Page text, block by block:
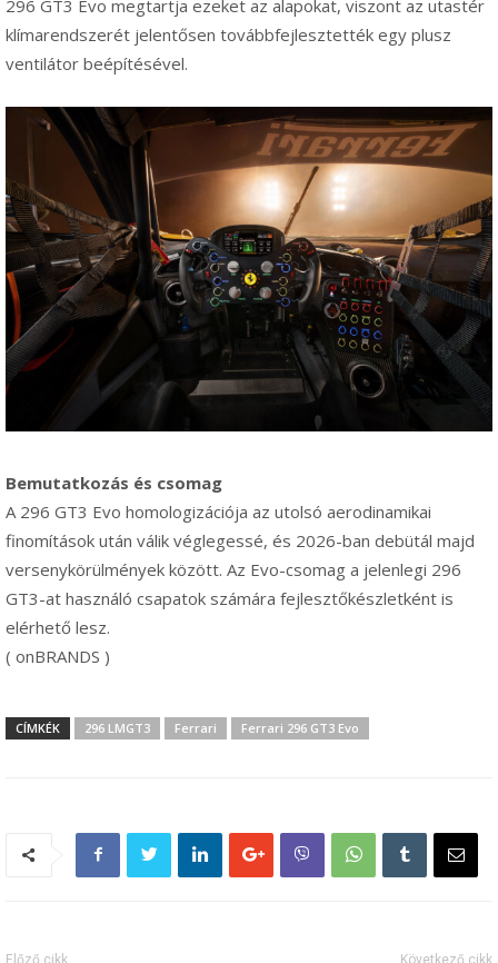
296 GT3 Evo megtartja ezeket az alapokat, viszont az utastér
klímarendszerét jelentősen továbbfejlesztették egy plusz
ventilátor beépítésével.
Bemutatkozás és csomag
A 296 GT3 Evo homologizációja az utolsó aerodinamikai
finomítások után válik véglegessé, és 2026-ban debütál majd
versenykörülmények között. Az Evo-csomag a jelenlegi 296
GT3-at használó csapatok számára fejlesztőkészletként is
elérhető lesz.
( onBRANDS )
CÍMKÉK 296 LMGT3 Ferrari Ferrari 296 GT3 Evo
Előző cikk Következő cikk